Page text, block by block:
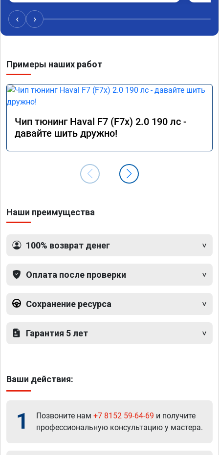
‹ ›
Примеры наших работ
Чип тюнинг Haval F7 (F7x) 2.0 190 лс -
давайте шить дружно!
Наши преимущества
100% возврат денег
Оплата после проверки
Сохранение ресурса
Гарантия 5 лет
Ваши действия:
1 Позвоните нам +7 8152 59-64-69 и получите
профессиональную консультацию у мастера.